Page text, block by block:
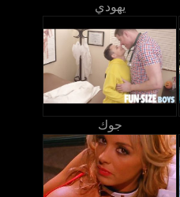
يهودي
جوك